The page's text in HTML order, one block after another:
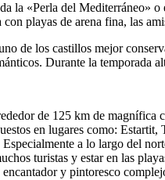
la «Perla del Mediterráneo»
playas de arena fina, las
de los castillos mejor
Durante la temporada
de 125 km de magnífica
en lugares como:
a lo largo del
turistas y estar en las
encantador y pintoresco